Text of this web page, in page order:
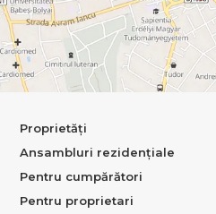
Proprietăți
Ansambluri rezidențiale
Pentru cumpărători
Pentru proprietari